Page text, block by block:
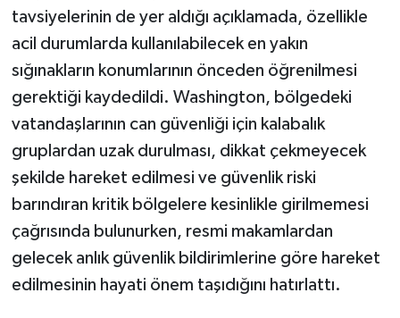
tavsiyelerinin de yer aldığı açıklamada, özellikle
acil durumlarda kullanılabilecek en yakın
sığınakların konumlarının önceden öğrenilmesi
gerektiği kaydedildi. Washington, bölgedeki
vatandaşlarının can güvenliği için kalabalık
gruplardan uzak durulması, dikkat çekmeyecek
şekilde hareket edilmesi ve güvenlik riski
barındıran kritik bölgelere kesinlikle girilmemesi
çağrısında bulunurken, resmi makamlardan
gelecek anlık güvenlik bildirimlerine göre hareket
edilmesinin hayati önem taşıdığını hatırlattı.